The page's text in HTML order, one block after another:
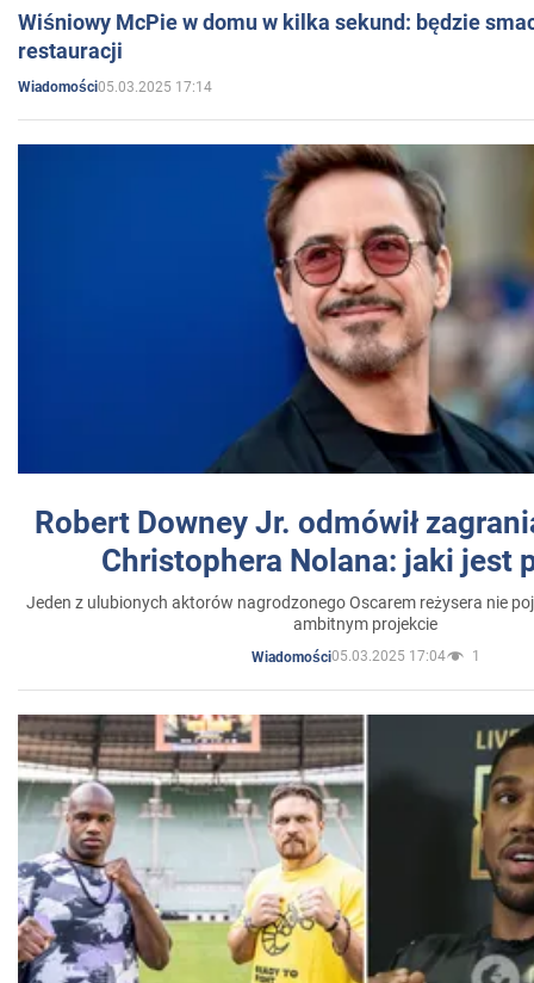
Wiśniowy McPie w domu w kilka sekund: będzie
restauracji
Wiadomości05.03.2025 17:14
Robert Downey Jr. odmówił
Christophera Nolana: jaki jest
Jeden z ulubionych aktorów nagrodzonego Oscarem reżysera nie
ambitnym projekcie
Wiadomości05.03.2025 17:04 1